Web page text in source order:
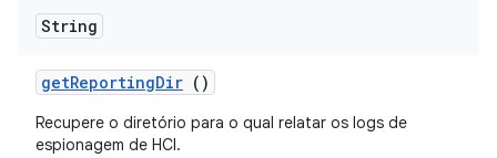
String
getReportingDir ()
Recupere o diretório para o qual relatar os logs de
espionagem de HCI.